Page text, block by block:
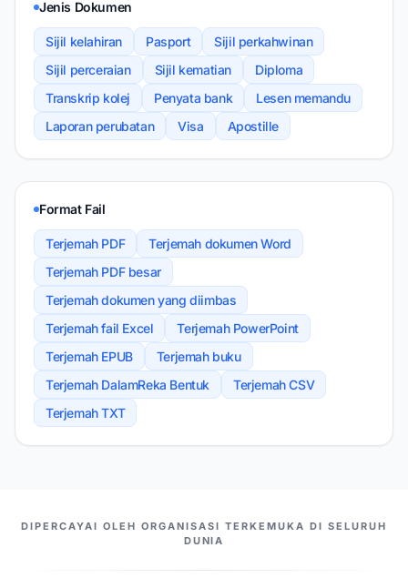
Jenis Dokumen
Sijil kelahiran Pasport
Sijil perkahwinan
Sijil perceraian
Sijil kematian
Diploma
Transkrip kolej
Penyata bank
Lesen memandu
Laporan perubatan
Visa Apostille
Format Fail
Terjemah PDF
Terjemah dokumen Word
Terjemah PDF besar
Terjemah dokumen yang diimbas
Terjemah fail Excel
Terjemah PowerPoint
Terjemah EPUB
Terjemah buku
Terjemah DalamReka Bentuk
Terjemah CSV
Terjemah TXT
PASANGAN KAMI
DIPERCAYAI OLEH ORGANISASI TERKEMUKA DI SELURUH
DUNIA